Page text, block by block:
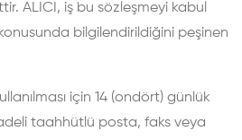
ALICI, iş bu sözleşmeyi kabul
bilgilendirildiğini peşinen
için 14 (ondört) günlük
taahhütlü posta, faks veya